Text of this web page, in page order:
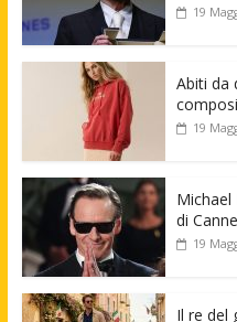
19
Abiti da
19
Michael
di
19
Il re del